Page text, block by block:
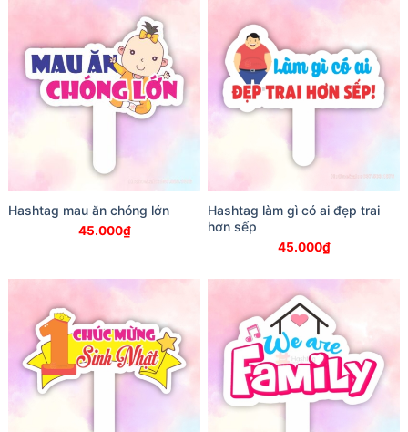
Hashtag mau ăn chóng lớn
45.000₫
Hashtag làm gì có ai đẹp trai
hơn sếp
45.000₫